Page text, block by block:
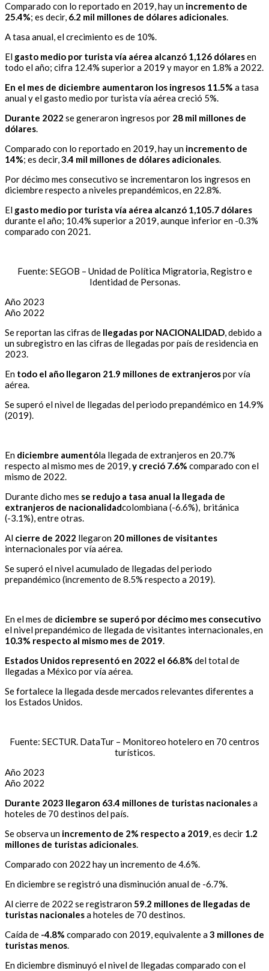
Comparado con lo reportado en 2019, hay un incremento de
25.4%; es decir, 6.2 mil millones de dólares adicionales.
A tasa anual, el crecimiento es de 10%.
El gasto medio por turista vía aérea alcanzó 1,126 dólaresen
todo el año; cifra 12.4% superior a 2019 y mayor en 1.8% a 2022.
En el mes de diciembre aumentaron los ingresos 11.5% a tasa
anual y el gasto medio por turista vía aérea creció 5%.
Durante 2022 se generaron ingresos por 28 mil millones de
dólares.
Comparado con lo reportado en 2019, hay un incremento de
14%; es decir,3.4 mil millones de dólares adicionales.
Por décimo mes consecutivo se incrementaron los ingresos en
diciembre respecto a niveles prepandémicos, en 22.8%.
El gasto medio por turista vía aérea alcanzó 1,105.7 dólares
durante el año; 10.4% superior a 2019, aunque inferior en -0.3%
comparado con 2021.
Fuente: SEGOB – Unidad de Política Migratoria, Registro e
Identidad de Personas.
Año 2023
Año 2022
Se reportan las cifras de llegadas por NACIONALIDAD, debido a
un subregistro en las cifras de llegadas por país de residencia en
2023.
En todo el año llegaron 21.9 millones de extranjerospor vía
aérea.
Se superó el nivel de llegadas del periodo prepandémico en 14.9%
(2019).
En diciembre aumentóla llegada de extranjeros en 20.7%
respecto al mismo mes de 2019,y creció 7.6% comparado con el
mismo de 2022.
Durante dicho mes se redujo a tasa anual la llegada de
extranjeros de nacionalidadcolombiana (-6.6%), británica
(-3.1%), entre otras.
Al cierre de 2022 llegaron 20 millones de visitantes
internacionales por vía aérea.
Se superó el nivel acumulado de llegadas del periodo
prepandémico (incremento de 8.5% respecto a 2019).
En el mes de diciembre se superó por décimo mes consecutivo
el nivel prepandémico de llegada de visitantes internacionales, en
10.3% respecto al mismo mes de 2019.
Estados Unidos representó en 2022 el 66.8% del total de
llegadas a México por vía aérea.
Se fortalece la llegada desde mercados relevantes diferentes a
los Estados Unidos.
Fuente: SECTUR. DataTur – Monitoreo hotelero en 70 centros
turísticos.
Año 2023
Año 2022
Durante 2023 llegaron 63.4 millones de turistas nacionalesa
hoteles de 70 destinos del país.
Se observa un incremento de 2% respecto a 2019, es decir 1.2
millones de turistas adicionales.
Comparado con 2022 hay un incremento de 4.6%.
En diciembre se registró una disminución anual de -6.7%.
Al cierre de 2022 se registraron59.2 millones de llegadas de
turistas nacionalesa hoteles de 70 destinos.
Caída de -4.8% comparado con 2019, equivalente a3 millones de
turistas menos.
En diciembre disminuyó el nivel de llegadas comparado con el